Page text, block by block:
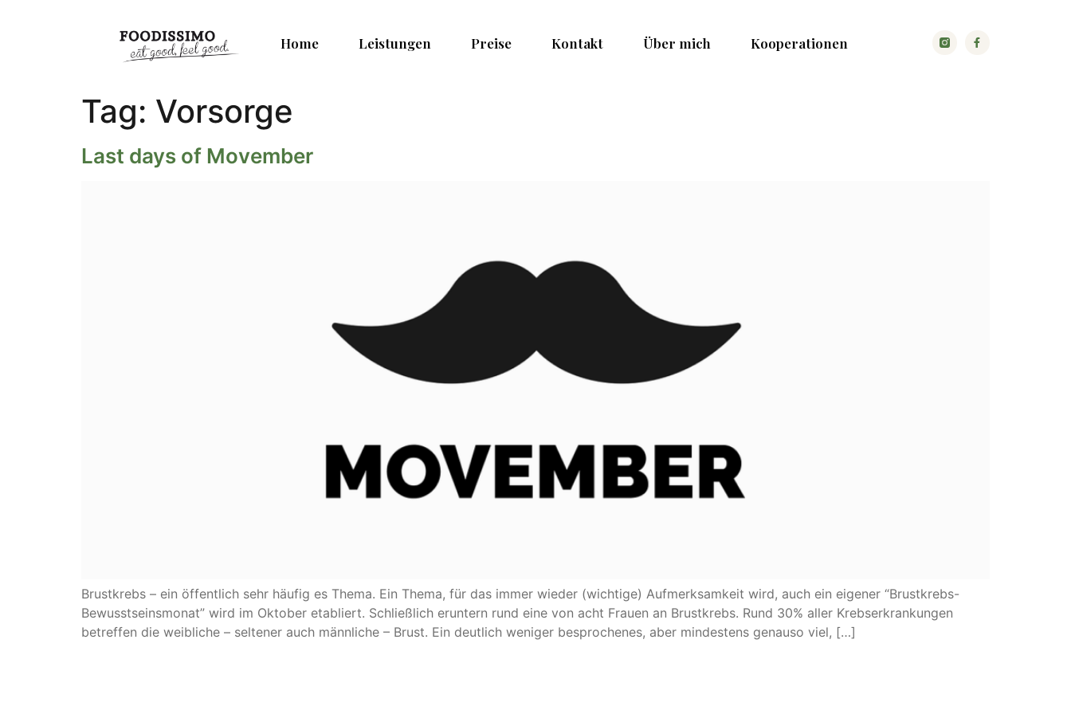
Home Leistungen Preise Kontakt Über mich Kooperationen
Tag: Vorsorge
Last days of Movember
Brustkrebs – ein öffentlich sehr häufig es Thema. Ein Thema, für das immer wieder (wichtige) Aufmerksamkeit wird, auch ein eigener “Brustkrebs-
Bewusstseinsmonat” wird im Oktober etabliert. Schließlich eruntern rund eine von acht Frauen an Brustkrebs. Rund 30% aller Krebserkrankungen
betreffen die weibliche – seltener auch männliche – Brust. Ein deutlich weniger besprochenes, aber mindestens genauso viel, […]